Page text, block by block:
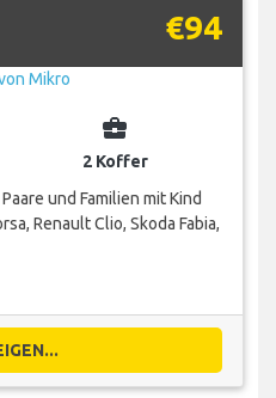
€94
business_center
2 Koffer
und Familien mit Kind
Renault Clio, Skoda Fabia,